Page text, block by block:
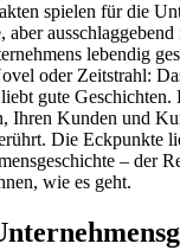
spielen für die
ausschlaggebend
lebendig
oder Zeitstrahl:
gute Geschichten.
Ihren Kunden und
Die Eckpunkte
– der
wie es geht.